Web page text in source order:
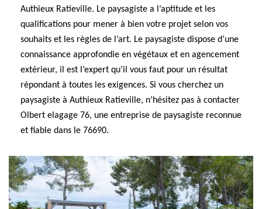
Authieux Ratieville. Le paysagiste a l’aptitude et les
qualifications pour mener à bien votre projet selon vos
souhaits et les règles de l’art. Le paysagiste dispose d’une
connaissance approfondie en végétaux et en agencement
extérieur, il est l’expert qu’il vous faut pour un résultat
répondant à toutes les exigences. Si vous cherchez un
paysagiste à Authieux Ratieville, n’hésitez pas à contacter
Olbert elagage 76, une entreprise de paysagiste reconnue
et fiable dans le 76690.